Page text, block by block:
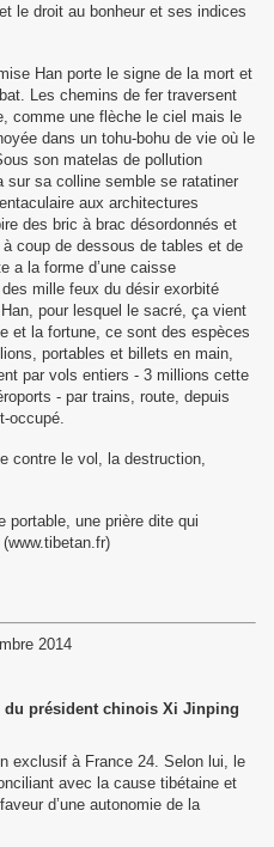
le droit au bonheur et ses indices
Han porte le signe de la mort et
Les chemins de fer traversent
comme une flèche le ciel mais le
dans un tohu-bohu de vie où le
son matelas de pollution
sur sa colline semble se ratatiner
aux architectures
des bric à brac désordonnés et
coup de dessous de tables et de
a la forme d’une caisse
mille feux du désir exorbité
pour lesquel le sacré, ça vient
et la fortune, ce sont des espèces
portables et billets en main,
par vols entiers - 3 millions cette
- par trains, route, depuis
occupé.
contre le vol, la destruction,
portable, une prière dite qui
2014
du président chinois Xi Jinping
exclusif à France 24. Selon lui, le
avec la cause tibétaine et
d’une autonomie de la